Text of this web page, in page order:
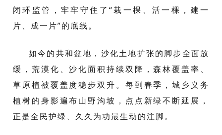
闭环监管，牢牢守住了“栽一棵、活一棵，建一
片、成一片”的底线。
如今的共和盆地，沙化土地扩张的脚步全面放
缓，荒漠化、沙化面积持续双降，森林覆盖率、
草原植被覆盖度稳步双升。每到春季，城乡义务
植树的身影遍布山野沟坡，点点新绿不断延展，
正是全民护绿、久久为功最生动的注脚。